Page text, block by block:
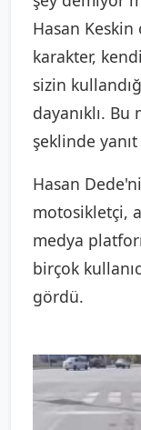
Hasan
karakter,
sizin
dayanıklı.
şeklinde
Hasan
motosikletçi,
medya
birçok
gördü.